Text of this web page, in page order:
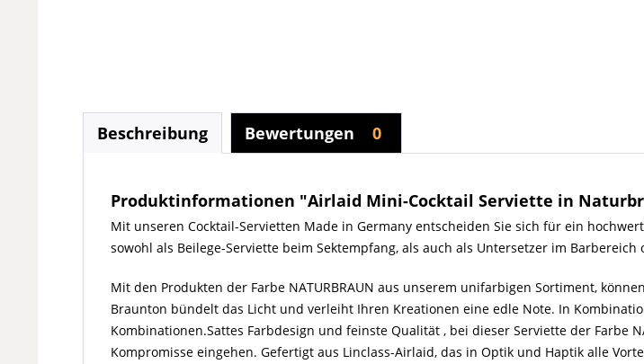
Beschreibung Bewertungen 0
Produktinformationen "Airlaid Mini-Cocktail Serviette in
Mit unseren Cocktail-Servietten Made in Germany entscheiden Sie sich für ein
sowohl als Beilege-Serviette beim Sektempfang, als auch als Untersetzer im
Mit den Produkten der Farbe NATURBRAUN aus unserem unifarbigen Sortiment,
Braunton bündelt das Licht und verleiht Ihren Kreationen eine edle Note. In
Kombinationen.Sattes Farbdesign und feinste Qualität , bei dieser Serviette der Farbe
Kompromisse eingehen. Gefertigt aus Linclass-Airlaid, das in Optik und Haptik alle